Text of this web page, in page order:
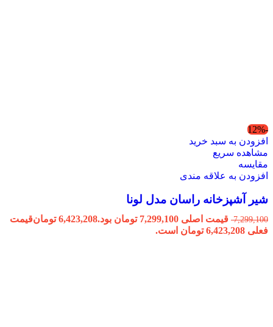
-12%
افزودن به سبد خرید
مشاهده سریع
مقایسه
افزودن به علاقه مندی
شیر آشپزخانه راسان مدل لونا
7,299,100 قیمت اصلی 7,299,100 تومان بود. 6,423,208 تومانقیمت
فعلی 6,423,208 تومان است.